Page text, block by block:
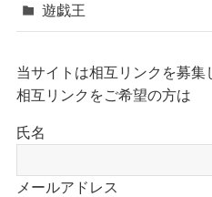
遊戯王
当サイトは相互リンクを募集
相互リンクをご希望の方は
氏名
メールアドレス